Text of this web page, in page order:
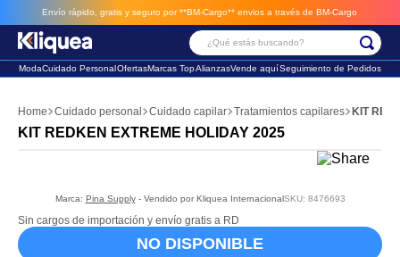
Envío rápido, gratis y seguro por **BM-Cargo** envios a través de BM-Cargo
¿Qué estás buscando?
ModaCuidado PersonalOfertasMarcas TopAlianzasVende aquíSeguimiento de Pedidos
Cuidado personal Cuidado capilar Tratamientos capilares KIT
KIT REDKEN EXTREME HOLIDAY 2025
Marca: Pina Supply - Vendido por Kliquea InternacionalSKU: 8476693
Sin cargos de importación y envío gratis a RD
NO DISPONIBLE